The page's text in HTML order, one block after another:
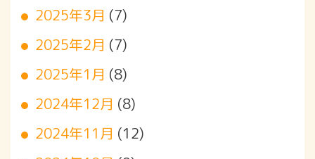
2025年3月 (7)
2025年2月 (7)
2025年1月 (8)
2024年12月 (8)
2024年11月 (12)